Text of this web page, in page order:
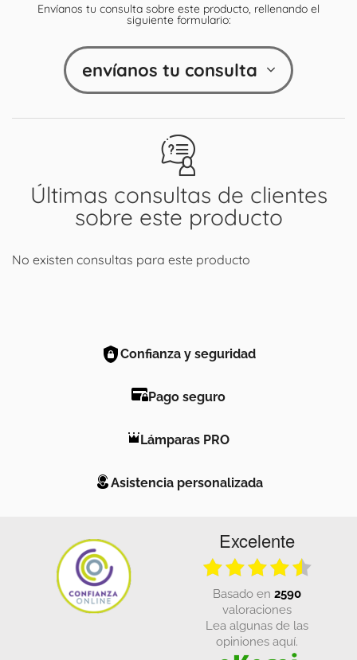
Últimas consultas de clientes
sobre este producto
No existen consultas para este producto
Envíanos tu consulta sobre este producto, rellenando el
siguiente formulario:
envíanos tu consulta
Confianza y seguridad
Pago seguro
Lámparas PRO
Asistencia personalizada
Excelente
basado en 2590
valoraciones
Lea algunas de las
opiniones aquí.